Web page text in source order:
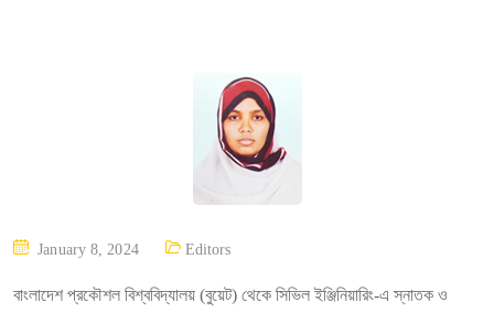
P
S
January 8, 2024 Editors
বাংলাদেশ প্রকৌশল বিশ্ববিদ্যালয় (বুয়েট) থেকে সিভিল ইঞ্জিনিয়ারিং-এ স্নাতক ও